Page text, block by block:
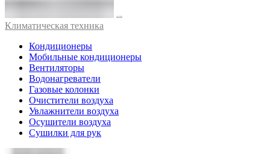
Климатическая техника
Кондиционеры
Мобильные кондиционеры
Вентиляторы
Водонагреватели
Газовые колонки
Очистители воздуха
Увлажнители воздуха
Осушители воздуха
Сушилки для рук